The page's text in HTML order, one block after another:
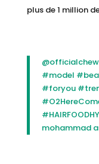
plus de 1 million
#model
#foryou
mohammad